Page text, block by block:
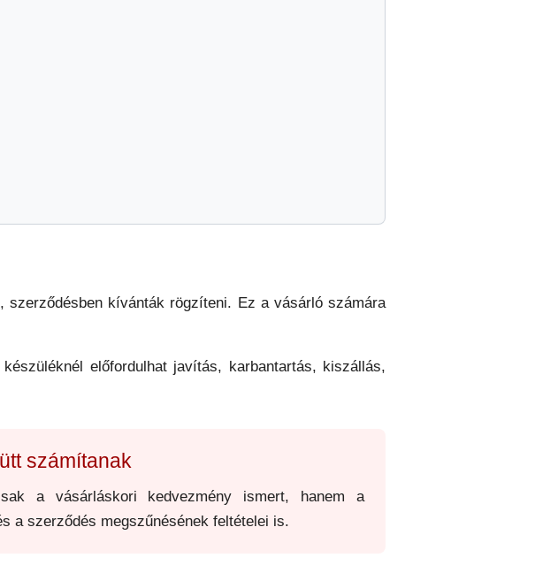
kívánták rögzíteni. Ez a vásárló számára
előfordulhat javítás, karbantartás, kiszállás,
számítanak
a vásárláskori kedvezmény ismert, hanem a
a szerződés megszűnésének feltételei is.